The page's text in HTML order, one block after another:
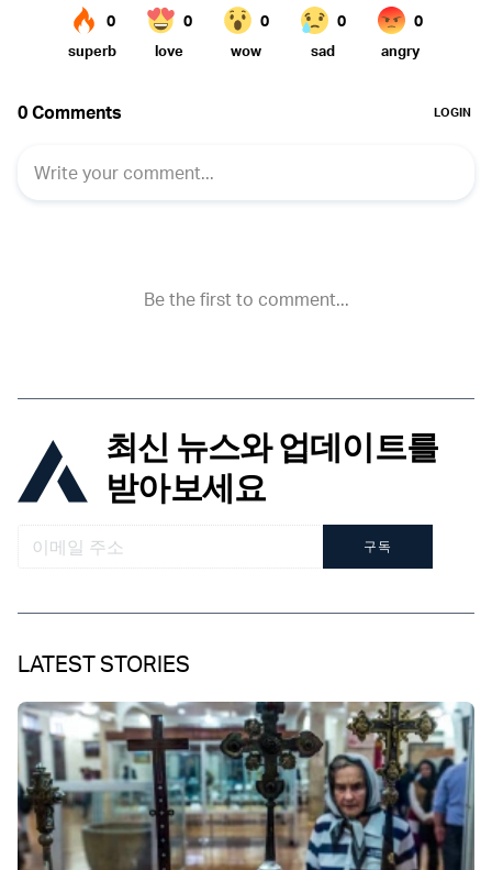
최신 뉴스와 업데이트를
받아보세요
구독
LATEST STORIES